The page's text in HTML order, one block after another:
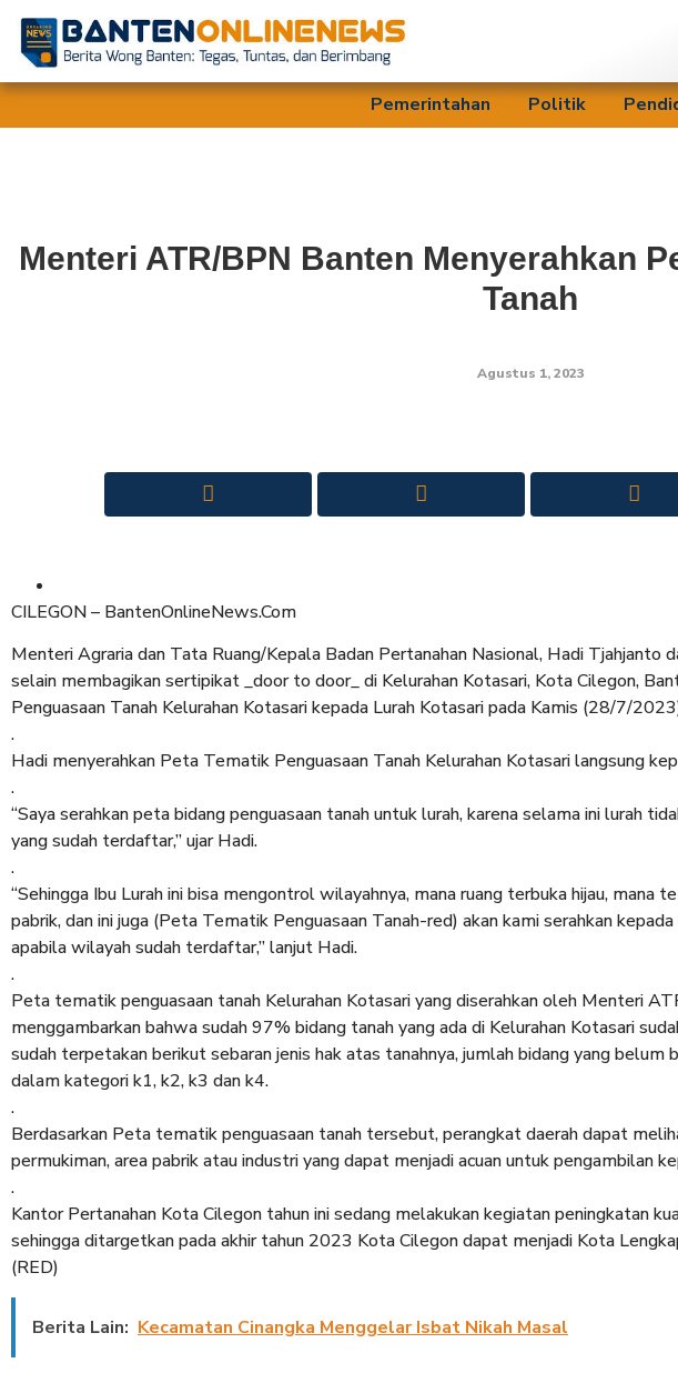
Pemerintahan Politik
Menteri ATR/BPN Banten Menyerahkan
Tanah
Agustus 1, 2023
CILEGON – BantenOnlineNews.Com
Menteri Agraria dan Tata Ruang/Kepala Badan Pertanahan Nasional, Hadi Tjahjanto
selain membagikan sertipikat _door to door_ di Kelurahan Kotasari, Kota Cilegon,
Penguasaan Tanah Kelurahan Kotasari kepada Lurah Kotasari pada Kamis (28/7/
.
Hadi menyerahkan Peta Tematik Penguasaan Tanah Kelurahan Kotasari langsung
.
“Saya serahkan peta bidang penguasaan tanah untuk lurah, karena selama ini lurah
yang sudah terdaftar,” ujar Hadi.
.
“Sehingga Ibu Lurah ini bisa mengontrol wilayahnya, mana ruang terbuka hijau, mana
pabrik, dan ini juga (Peta Tematik Penguasaan Tanah-red) akan kami serahkan
apabila wilayah sudah terdaftar,” lanjut Hadi.
.
Peta tematik penguasaan tanah Kelurahan Kotasari yang diserahkan oleh Menteri
menggambarkan bahwa sudah 97% bidang tanah yang ada di Kelurahan Kotasari
sudah terpetakan berikut sebaran jenis hak atas tanahnya, jumlah bidang yang
dalam kategori k1, k2, k3 dan k4.
.
Berdasarkan Peta tematik penguasaan tanah tersebut, perangkat daerah dapat
permukiman, area pabrik atau industri yang dapat menjadi acuan untuk pengambilan
.
Kantor Pertanahan Kota Cilegon tahun ini sedang melakukan kegiatan peningkatan
sehingga ditargetkan pada akhir tahun 2023 Kota Cilegon dapat menjadi Kota
(RED)
Berita Lain: Kecamatan Cinangka Menggelar Isbat Nikah Masal